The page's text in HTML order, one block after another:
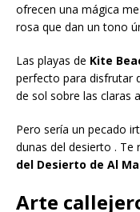
ofrecen una mágica
rosa que dan un tono
Las playas de Kite
perfecto para disfrutar
de sol sobre las claras
Pero sería un pecado
dunas del desierto . Te
del Desierto de Al
Arte